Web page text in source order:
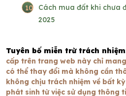
10
Cách mua đất khi chưa
2025
Tuyên bố miễn trừ trách
cấp trên trang web này chỉ
có thể thay đổi mà không cần
không chịu trách nhiệm về bất
phát sinh từ việc sử dụng thông